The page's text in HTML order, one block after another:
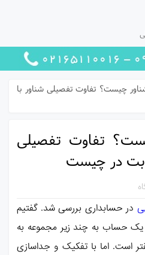
چیست؟ تفاوت تفصیلی شناور با
تفاوت تفصیلی
در چیست
در حسابداری بررسی شد. گفتیم
حساب به چند زیر مجموعه به
است. اما با تفکیک و جداسازی